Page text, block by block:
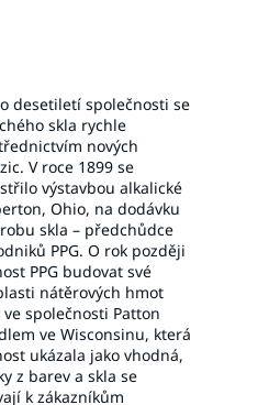
desetiletí společnosti se
skla rychle
nových
V roce 1899 se
výstavbou alkalické
Ohio, na dodávku
skla – předchůdce
PPG. O rok později
PPG budovat své
nátěrových hmot
společnosti Patton
ve Wisconsinu, která
ukázala jako vhodná,
z barev a skla se
k zákazníkům